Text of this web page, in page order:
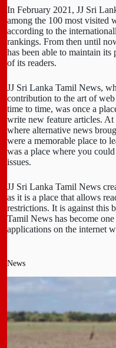
In February 2021, JJ Sri
among the 100 most visited
according to the
rankings. From then until
has been able to maintain
of its readers.
JJ Sri Lanka Tamil News,
contribution to the art of
time to time, was once a
write new feature articles.
where alternative news
were a memorable place to
was a place where you
issues.
JJ Sri Lanka Tamil News
as it is a place that allows
restrictions. It is against this
Tamil News has become
applications on the internet
News